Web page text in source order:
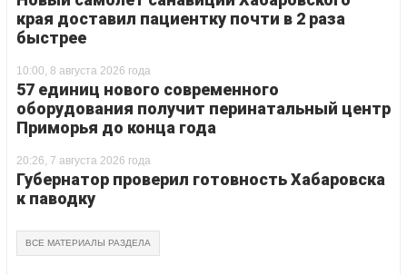
края доставил пациентку почти в 2 раза
быстрее
10:00, 8 августа 2026 года
57 единиц нового современного
оборудования получит перинатальный центр
Приморья до конца года
20:26, 7 августа 2026 года
Губернатор проверил готовность Хабаровска
к паводку
ВСЕ МАТЕРИАЛЫ РАЗДЕЛА